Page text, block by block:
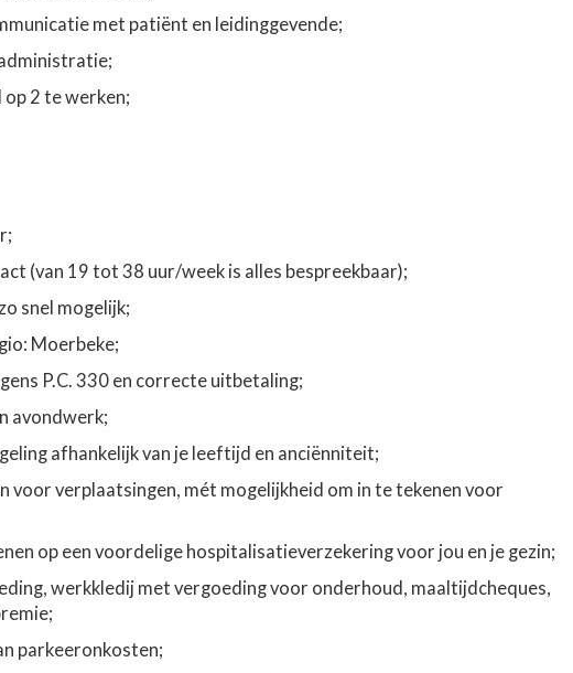
met patiënt en leidinggevende;
2 te werken;
(van 19 tot 38 uur/week is alles bespreekbaar);
snel mogelijk;
Moerbeke;
P.C. 330 en correcte uitbetaling;
avondwerk;
afhankelijk van je leeftijd en anciënniteit;
voor verplaatsingen, mét mogelijkheid om in te tekenen voor
op een voordelige hospitalisatieverzekering voor jou en je gezin;
werkkledij met vergoeding voor onderhoud, maaltijdcheques,
parkeeronkosten;